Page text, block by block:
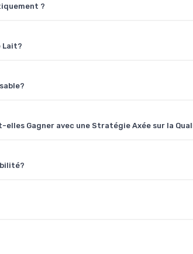
?
Lait?
Gagner avec une Stratégie Axée sur la